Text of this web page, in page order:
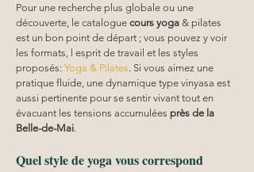
Pour une recherche plus globale ou une
découverte, le catalogue cours yoga & pilates
est un bon point de départ ; vous pouvez y voir
les formats, l esprit de travail et les styles
proposés: Yoga & Pilates. Si vous aimez une
pratique fluide, une dynamique type vinyasa est
aussi pertinente pour se sentir vivant tout en
évacuant les tensions accumulées près de la
Belle-de-Mai.
Quel style de yoga vous correspond